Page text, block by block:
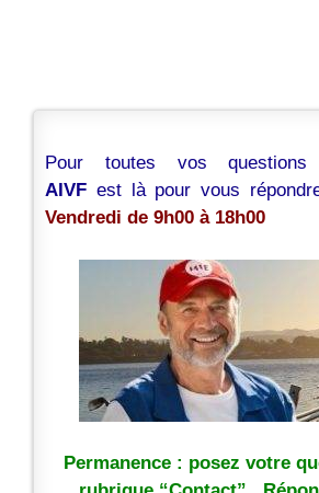
Pour toutes vos questions
AIVF est là pour vous
Vendredi de 9h00 à 18h00
Permanence : posez votre